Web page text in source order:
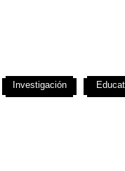
Investigación